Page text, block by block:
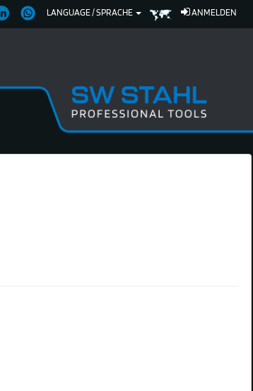
ANMELDEN
LANGUAGE / SPRACHE